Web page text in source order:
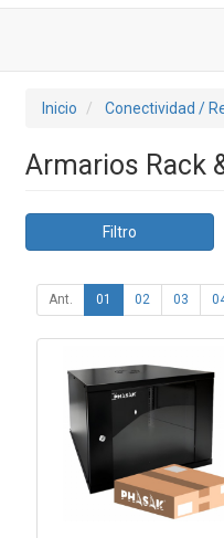
Inicio Conectividad /
Armarios Rack
Filtro
Ant. 01 02 03